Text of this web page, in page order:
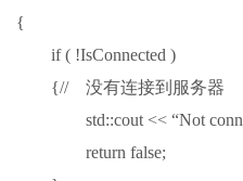
{
if ( !IsConnected )
{// 没有连接到服务器
std::cout << “Not connect
return false;